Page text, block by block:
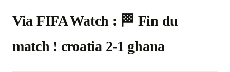
Via FIFA Watch : 🏁 Fin du
match ! croatia 2-1 ghana